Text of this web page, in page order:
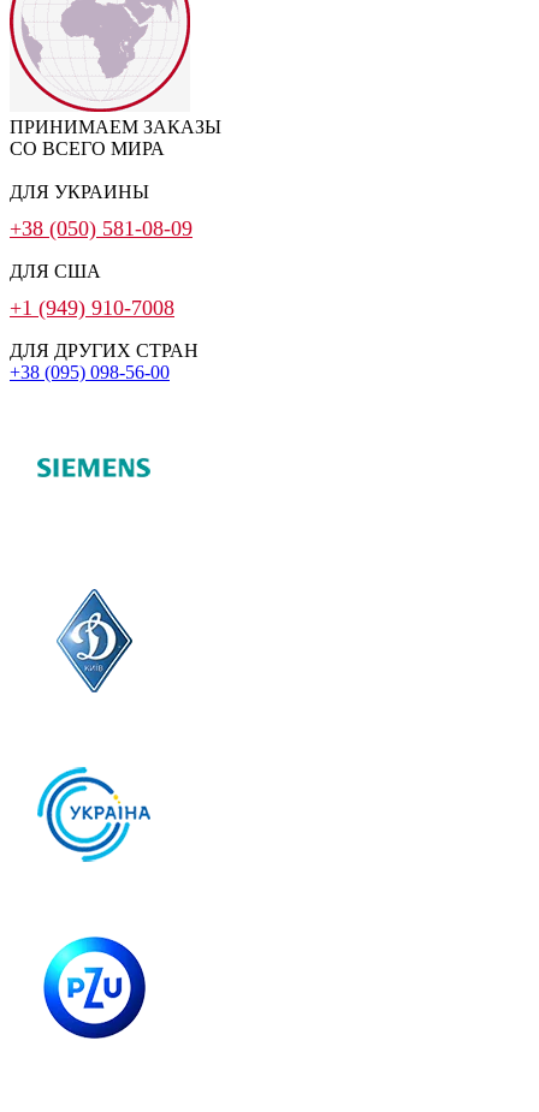
ПРИНИМАЕМ ЗАКАЗЫ
СО ВСЕГО МИРА
ДЛЯ УКРАИНЫ
+38 (050) 581-08-09
ДЛЯ США
+1 (949) 910-7008
ДЛЯ ДРУГИХ СТРАН
+38 (095) 098-56-00